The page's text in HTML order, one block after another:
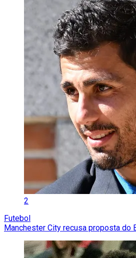
2
Futebol
Manchester City recusa proposta do